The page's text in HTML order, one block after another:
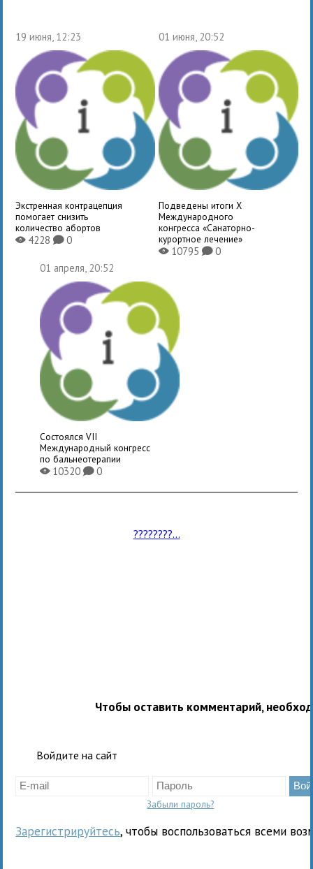
19 июня, 12:23
Экстренная контрацепция
помогает снизить
количество абортов
X4228K0
01 июня, 20:52
Подведены итоги X
Международного
конгресса «Санаторно-
курортное лечение»
X10795 K0
01 апреля, 20:52
Состоялся VII
Международный конгресс
по бальнеотерапии
X10320K0
????????...
Чтобы оставить комментарий,
Войдите на сайт
Забыли пароль?
Зарегистрируйтесь, чтобы воспользоваться всеми